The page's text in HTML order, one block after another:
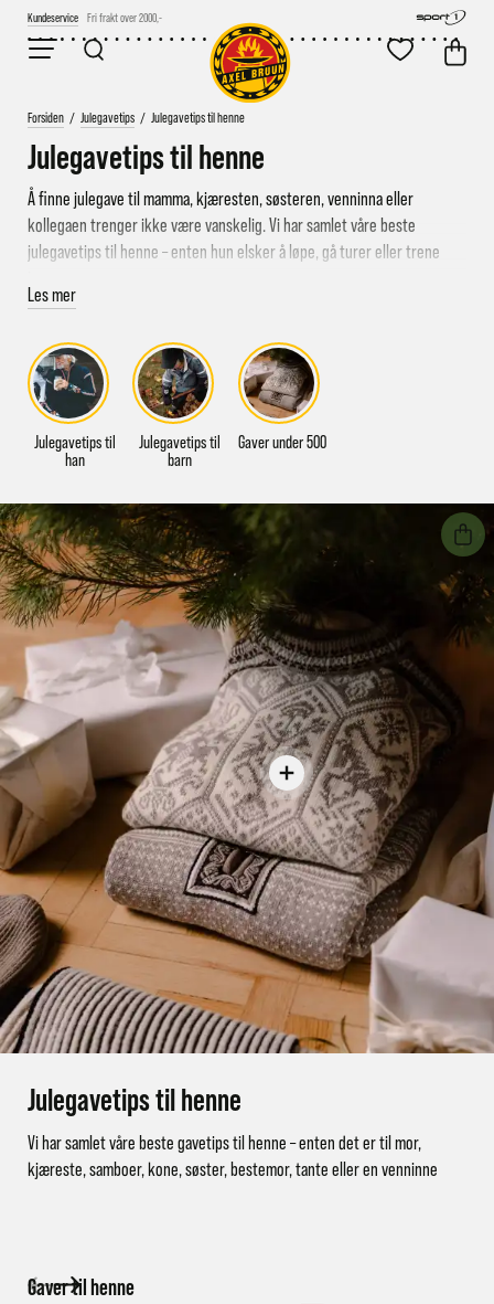
Kundeservice Rask levering 1-3 dager
Forsiden / Julegavetips / Julegavetips til henne
Julegavetips til henne
Å finne julegave til mamma, kjæresten, søsteren, venninna eller
kollegaen trenger ikke være vanskelig. Vi har samlet våre beste
julegavetips til henne – enten hun elsker å løpe, gå turer eller trene
både for hun som lever i turbuksa – og for hun som helst kombinerer
komfort med stil. Uansett hvem du handler til, finner du garantert noe
som faller i smak.
Les mer
Julegavetips til
han
Julegavetips til
barn
Gaver under 500
Julegavetips til henne
Vi har samlet våre beste gavetips til henne – enten det er til mor,
kjæreste, samboer, kone, søster, bestemor, tante eller en venninne
Gaver til henne